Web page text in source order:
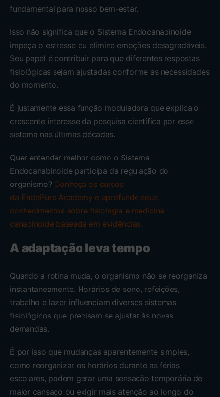
fundamental para nosso bem-estar.
Isso não significa que o Sistema Endocanabinoide
impeça o estresse ou elimine emoções desagradáveis.
Seu papel é contribuir para que diferentes respostas
fisiológicas sejam ajustadas conforme as necessidades
do momento.
É justamente essa função moduladora que explica o
crescente interesse da pesquisa científica por esse
sistema nas últimas décadas.
Quer entender melhor como o Sistema
Endocanabinoide participa da regulação do
organismo? Conheça os cursos
da EndoPure Academy e aprofunde seus
conhecimentos sobre fisiologia e medicina
canabinoide baseada em evidências.
A adaptação leva tempo
Quando a rotina muda, o organismo não se reorganiza
instantaneamente. Horários de sono, refeições,
trabalho e lazer influenciam diversos sistemas
fisiológicos que precisam se ajustar às novas
demandas.
É por isso que mudanças aparentemente simples,
como reorganizar os horários durante as férias
escolares, podem gerar uma sensação temporária de
maior cansaço ou exigir mais atenção ao longo do